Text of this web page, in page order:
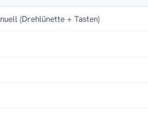
(Drehlünette + Tasten)